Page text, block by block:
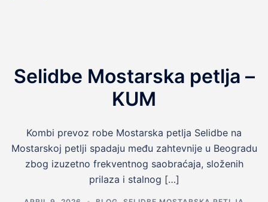
Selidbe Mostarska petlja –
KUM
Kombi prevoz robe Mostarska petlja Selidbe na
Mostarskoj petlji spadaju među zahtevnije u Beogradu
zbog izuzetno frekventnog saobraćaja, složenih
prilaza i stalnog […]